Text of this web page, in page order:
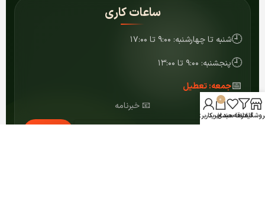
ساعات کاری
🕘شنبه تا چهارشنبه: ۹:۰۰ تا ۱۷:۰۰
🕘پنجشنبه: ۹:۰۰ تا ۱۳:۰۰
📅جمعه: تعطیل
📧 خبرنامه
فیلترها
علاقه مندی
0
سبد خرید
حساب کاربری من